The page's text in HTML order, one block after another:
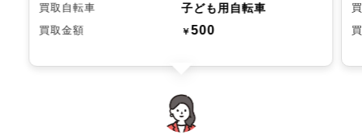
買取自転車 子ども用自転車
買取金額 ￥500
chevron_left chevron_right